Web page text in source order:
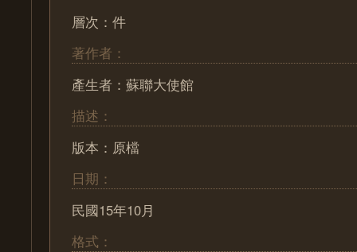
層次：件
著作者：
產生者：蘇聯大使館
描述：
版本：原檔
日期：
民國15年10月
格式：